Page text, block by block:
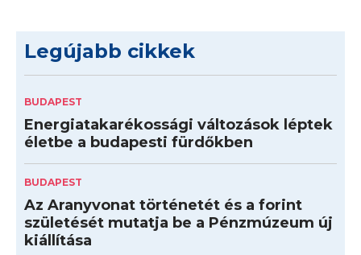
Legújabb cikkek
BUDAPEST
Energiatakarékossági változások léptek
életbe a budapesti fürdőkben
BUDAPEST
Az Aranyvonat történetét és a forint
születését mutatja be a Pénzmúzeum új
kiállítása